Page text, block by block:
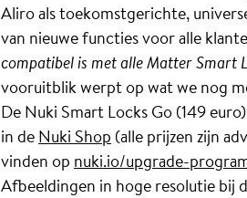
Aliro als toekomstgerichte,
van nieuwe functies voor alle
compatibel is met alle Matter Smart
vooruitblik werpt op wat we nog
De Nuki Smart Locks Go (149
in deNuki Shop (alle prijzen zijn
vinden op nuki.io/upgrade-
Afbeeldingen in hoge resolutie bij